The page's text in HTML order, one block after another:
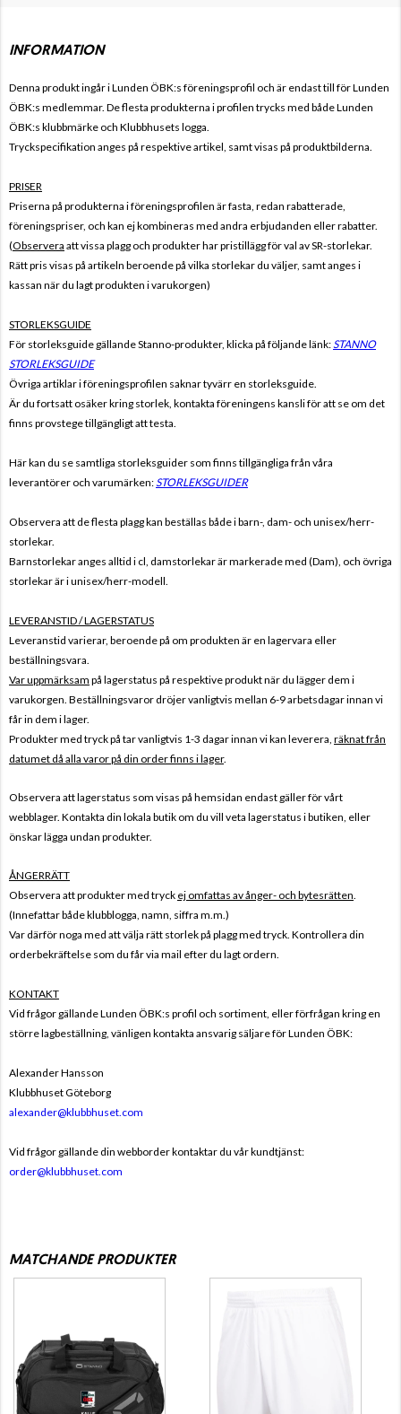
INFORMATION
Denna produkt ingår i Lunden ÖBK:s föreningsprofil och är endast till förLunden
ÖBK:s medlemmar. De flesta produkterna i profilen trycks med bådeLunden
ÖBK:s klubbmärke och Klubbhusets logga.
Tryckspecifikation anges på respektive artikel, samt visas på produktbilderna.
PRISER
Priserna på produkterna i föreningsprofilen är fasta, redan rabatterade,
föreningspriser, och kan ej kombineras med andra erbjudanden eller rabatter.
(Observera att vissa plagg och produkter har pristillägg för val av SR-storlekar.
Rätt pris visas på artikeln beroende på vilka storlekar du väljer, samt anges i
kassan när du lagt produkten i varukorgen)
STORLEKSGUIDE
För storleksguide gällande Stanno-produkter, klicka på följande länk:STANNO
STORLEKSGUIDE
Övriga artiklar i föreningsprofilen saknar tyvärr en storleksguide.
Är du fortsatt osäker kring storlek, kontakta föreningens kansli för att se om det
finns provstege tillgängligt att testa.
Här kan du se samtliga storleksguider som finns tillgängliga från våra
leverantörer och varumärken:STORLEKSGUIDER
Observera att de flesta plagg kan beställas både i barn-, dam- och unisex/herr-
storlekar.
Barnstorlekar anges alltid i cl, damstorlekar är markerade med (Dam), och övriga
storlekar är i unisex/herr-modell.
LEVERANSTID / LAGERSTATUS
Leveranstid varierar, beroende på om produkten är en lagervara eller
beställningsvara.
Var uppmärksam på lagerstatus på respektive produkt när du lägger dem i
varukorgen. Beställningsvaror dröjer vanligtvis mellan 6-9 arbetsdagar innan vi
får in dem i lager.
Produkter med tryck på tar vanligtvis 1-3 dagar innan vi kan leverera, räknat från
datumet då alla varor på din order finns i lager.
Observera att lagerstatus som visas på hemsidan endast gäller för vårt
webblager. Kontakta din lokala butik om du vill veta lagerstatus i butiken, eller
önskar lägga undan produkter.
ÅNGERRÄTT
Observera att produkter med tryck ej omfattas av ånger- och bytesrätten.
(Innefattar både klubblogga, namn, siffra m.m.)
Var därför noga med att välja rätt storlek på plagg med tryck. Kontrollera din
orderbekräftelse som du får via mail efter du lagt ordern.
KONTAKT
Vid frågor gällande Lunden ÖBK:s profil och sortiment, eller förfrågan kring en
större lagbeställning, vänligen kontakta ansvarig säljare för Lunden ÖBK:
Alexander Hansson
Klubbhuset Göteborg
alexander@klubbhuset.com
Vid frågor gällande din webborder kontaktar du vår kundtjänst:
order@klubbhuset.com
MATCHANDE PRODUKTER